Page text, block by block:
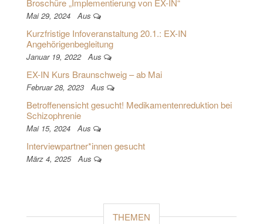
Broschüre „Implementierung von EX-IN“
Mai 29, 2024 Aus
Kurzfristige Infoveranstaltung 20.1.: EX-IN
Angehörigenbegleitung
Januar 19, 2022 Aus
EX-IN Kurs Braunschweig – ab Mai
Februar 28, 2023 Aus
Betroffenensicht gesucht! Medikamentenreduktion bei
Schizophrenie
Mai 15, 2024 Aus
Interviewpartner*innen gesucht
März 4, 2025 Aus
THEMEN